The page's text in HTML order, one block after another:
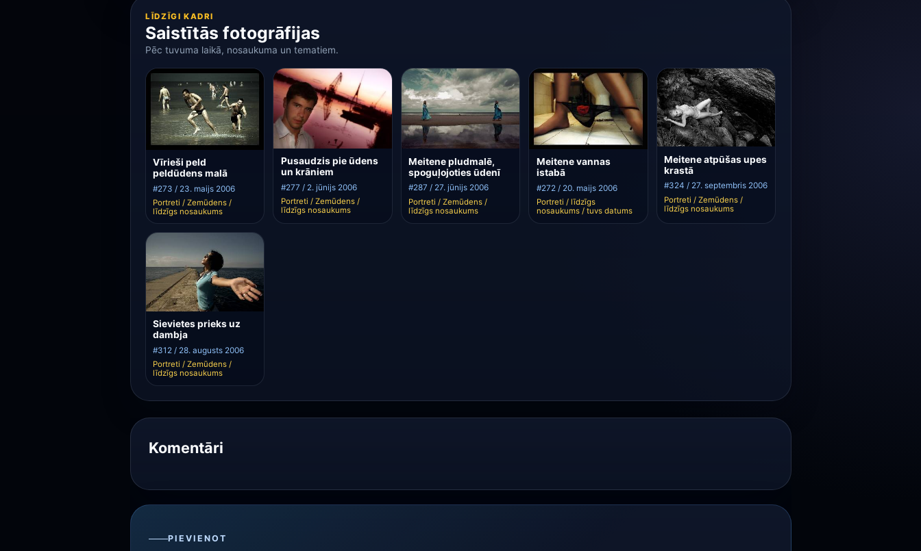
LĪDZĪGI KADRI
Saistītās fotogrāfijas
Pēc tuvuma laikā, nosaukuma un tematiem.
Vīrieši peld
peldūdens malā
#273 / 23. maijs 2006
Portreti / Zemūdens /
līdzīgs nosaukums
Pusaudzis pie ūdens
un krāniem
#277 / 2. jūnijs 2006
Portreti / Zemūdens /
līdzīgs nosaukums
Meitene pludmalē,
spoguļojoties ūdenī
#287 / 27. jūnijs 2006
Portreti / Zemūdens /
līdzīgs nosaukums
Meitene vannas
istabā
#272 / 20. maijs 2006
Portreti / līdzīgs
nosaukums / tuvs datums
Meitene atpūšas upes
krastā
#324 / 27. septembris 2006
Portreti / Zemūdens /
līdzīgs nosaukums
Sievietes prieks uz
dambja
#312 / 28. augusts 2006
Portreti / Zemūdens /
līdzīgs nosaukums
Komentāri
PIEVIENOT